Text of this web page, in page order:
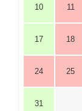
10 11
17 18
24 25
31